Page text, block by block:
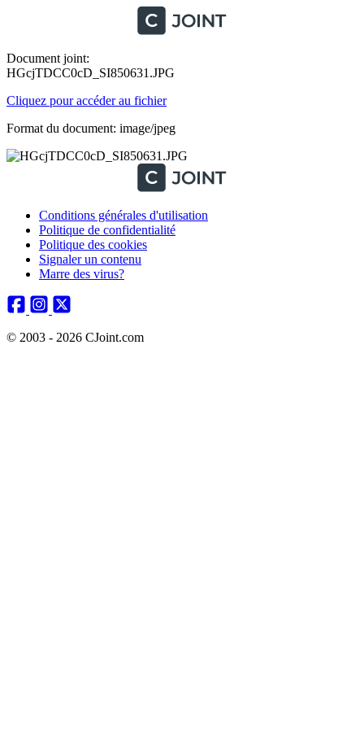
Document joint:
HGcjTDCC0cD_SI850631.JPG
Cliquez pour accéder au fichier
Format du document: image/jpeg
Conditions générales d'utilisation
Politique de confidentialité
Politique des cookies
Signaler un contenu
Marre des virus?
© 2003 - 2026 CJoint.com